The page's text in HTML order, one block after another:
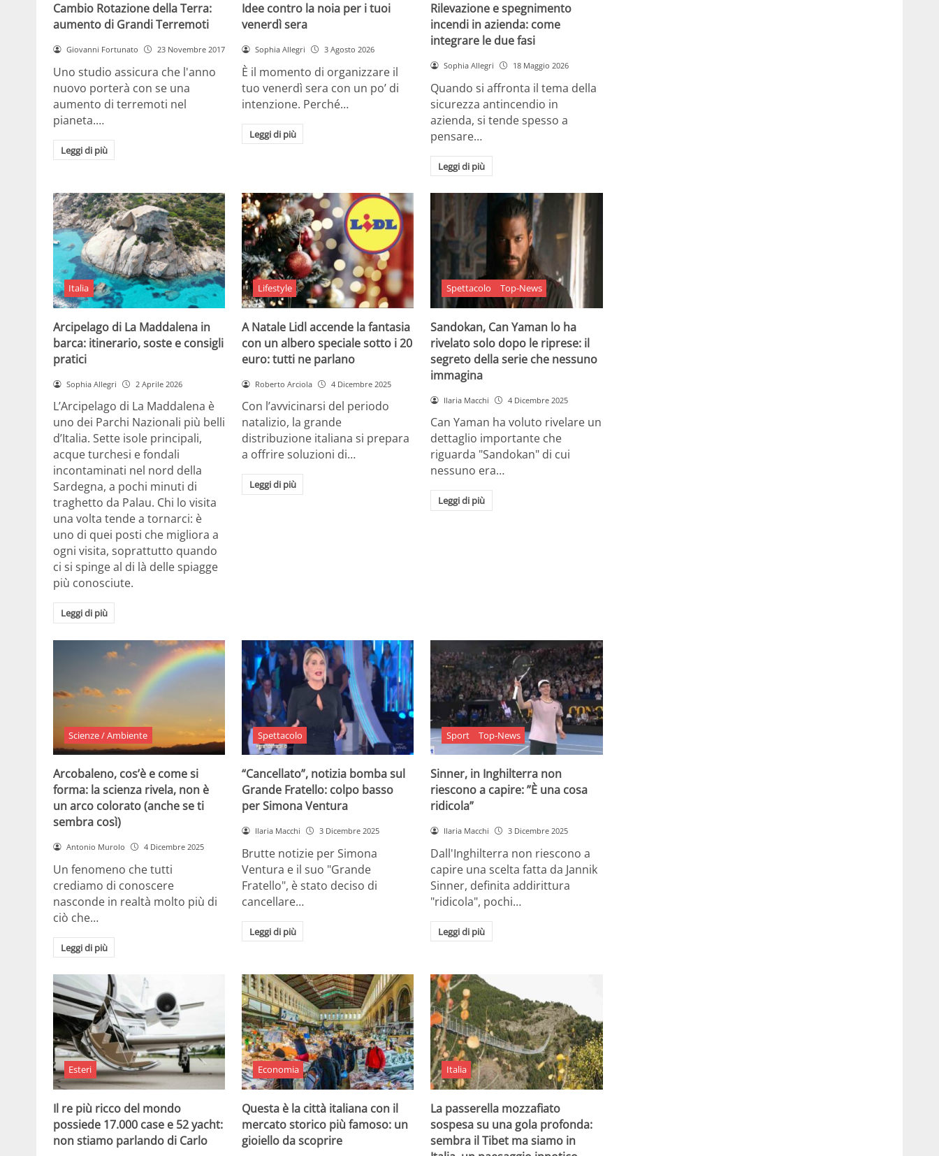
Cambio Rotazione della Terra:
aumento di Grandi Terremoti
Giovanni Fortunato 23 Novembre 2017
Uno studio assicura che l'anno
nuovo porterà con se una
aumento di terremoti nel
pianeta.…
Leggi di più
Idee contro la noia per i tuoi
venerdì sera
Sophia Allegri 3 Agosto 2026
È il momento di organizzare il
tuo venerdì sera con un po’ di
intenzione. Perché…
Leggi di più
Rilevazione e spegnimento
incendi in azienda: come
integrare le due fasi
Sophia Allegri 18 Maggio 2026
Quando si affronta il tema della
sicurezza antincendio in
azienda, si tende spesso a
pensare…
Leggi di più
Italia
Arcipelago di La Maddalena in
barca: itinerario, soste e consigli
pratici
Sophia Allegri 2 Aprile 2026
L’Arcipelago di La Maddalena è
uno dei Parchi Nazionali più belli
d’Italia. Sette isole principali,
acque turchesi e fondali
incontaminati nel nord della
Sardegna, a pochi minuti di
traghetto da Palau. Chi lo visita
una volta tende a tornarci: è
uno di quei posti che migliora a
ogni visita, soprattutto quando
ci si spinge al di là delle spiagge
più conosciute.
Leggi di più
Lifestyle
A Natale Lidl accende la fantasia
con un albero speciale sotto i 20
euro: tutti ne parlano
Roberto Arciola 4 Dicembre 2025
Con l’avvicinarsi del periodo
natalizio, la grande
distribuzione italiana si prepara
a offrire soluzioni di…
Leggi di più
Spettacolo Top-News
Sandokan, Can Yaman lo ha
rivelato solo dopo le riprese: il
segreto della serie che nessuno
immagina
Ilaria Macchi 4 Dicembre 2025
Can Yaman ha voluto rivelare un
dettaglio importante che
riguarda "Sandokan" di cui
nessuno era…
Leggi di più
Scienze / Ambiente
Arcobaleno, cos’è e come si
forma: la scienza rivela, non è
un arco colorato (anche se ti
sembra così)
Antonio Murolo 4 Dicembre 2025
Un fenomeno che tutti
crediamo di conoscere
nasconde in realtà molto più di
ciò che…
Leggi di più
Spettacolo
“Cancellato”, notizia bomba sul
Grande Fratello: colpo basso
per Simona Ventura
Ilaria Macchi 3 Dicembre 2025
Brutte notizie per Simona
Ventura e il suo "Grande
Fratello", è stato deciso di
cancellare…
Leggi di più
Sport Top-News
Sinner, in Inghilterra non
riescono a capire: ”È una cosa
ridicola”
Ilaria Macchi 3 Dicembre 2025
Dall'Inghilterra non riescono a
capire una scelta fatta da Jannik
Sinner, definita addirittura
"ridicola", pochi…
Leggi di più
Esteri
Il re più ricco del mondo
possiede 17.000 case e 52 yacht:
non stiamo parlando di Carlo
Economia
Questa è la città italiana con il
mercato storico più famoso: un
gioiello da scoprire
Italia
La passerella mozzafiato
sospesa su una gola profonda:
sembra il Tibet ma siamo in